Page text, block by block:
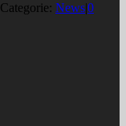
Categorie: News|0